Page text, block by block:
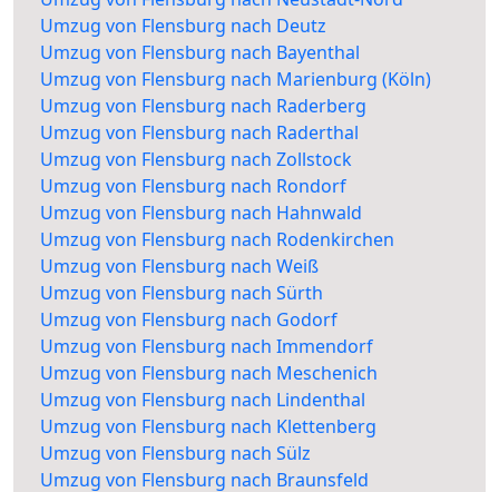
Umzug von Flensburg nach Deutz
Umzug von Flensburg nach Bayenthal
Umzug von Flensburg nach Marienburg (Köln)
Umzug von Flensburg nach Raderberg
Umzug von Flensburg nach Raderthal
Umzug von Flensburg nach Zollstock
Umzug von Flensburg nach Rondorf
Umzug von Flensburg nach Hahnwald
Umzug von Flensburg nach Rodenkirchen
Umzug von Flensburg nach Weiß
Umzug von Flensburg nach Sürth
Umzug von Flensburg nach Godorf
Umzug von Flensburg nach Immendorf
Umzug von Flensburg nach Meschenich
Umzug von Flensburg nach Lindenthal
Umzug von Flensburg nach Klettenberg
Umzug von Flensburg nach Sülz
Umzug von Flensburg nach Braunsfeld